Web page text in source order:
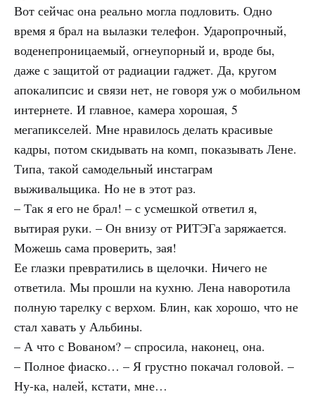
Вот сейчас она реально могла подловить. Одно
время я брал на вылазки телефон. Ударопрочный,
воденепроницаемый, огнеупорный и, вроде бы,
даже с защитой от радиации гаджет. Да, кругом
апокалипсис и связи нет, не говоря уж о мобильном
интернете. И главное, камера хорошая, 5
мегапикселей. Мне нравилось делать красивые
кадры, потом скидывать на комп, показывать Лене.
Типа, такой самодельный инстаграм
выживальщика. Но не в этот раз.
– Так я его не брал! – с усмешкой ответил я,
вытирая руки. – Он внизу от РИТЭГа заряжается.
Можешь сама проверить, зая!
Ее глазки превратились в щелочки. Ничего не
ответила. Мы прошли на кухню. Лена наворотила
полную тарелку с верхом. Блин, как хорошо, что не
стал хавать у Альбины.
– А что с Вованом? – спросила, наконец, она.
– Полное фиаско… – Я грустно покачал головой. –
Ну-ка, налей, кстати, мне…